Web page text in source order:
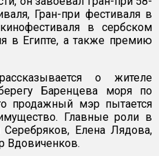
Гран-при фестиваля в
в сербском
в Египте, а также премию
о жителе
Баренцева моря по
продажный мэр пытается
Главные роли в
Елена Лядова,
Вдовиченков.